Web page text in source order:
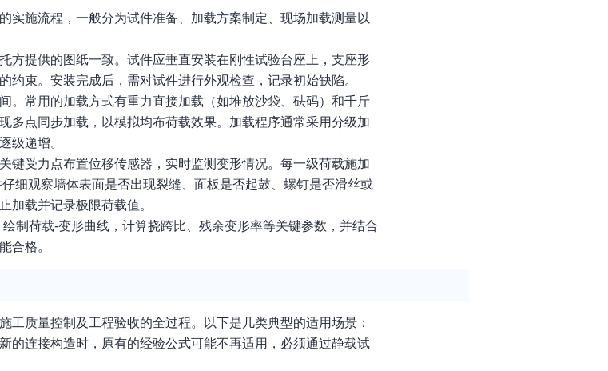
实施流程，一般分为试件准备、加载方案制定、现场加载测量以
方提供的图纸一致。试件应垂直安装在刚性试验台座上，支座形
束。安装完成后，需对试件进行外观检查，记录初始缺陷。
。常用的加载方式有重力直接加载（如堆放沙袋、砝码）和千斤
多点同步加载，以模拟均布荷载效果。加载程序通常采用分级加
级递增。
键受力点布置位移传感器，实时监测变形情况。每一级荷载施加
细观察墙体表面是否出现裂缝、面板是否起鼓、螺钉是否滑丝或
加载并记录极限荷载值。
制荷载-变形曲线，计算挠跨比、残余变形率等关键参数，并结合
合格。
质量控制及工程验收的全过程。以下是几类典型的适用场景：
的连接构造时，原有的经验公式可能不再适用，必须通过静载试